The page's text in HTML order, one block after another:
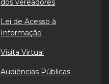
dos vereadores
Lei de Acesso à
Informação
Visita Virtual
Audiências Públicas